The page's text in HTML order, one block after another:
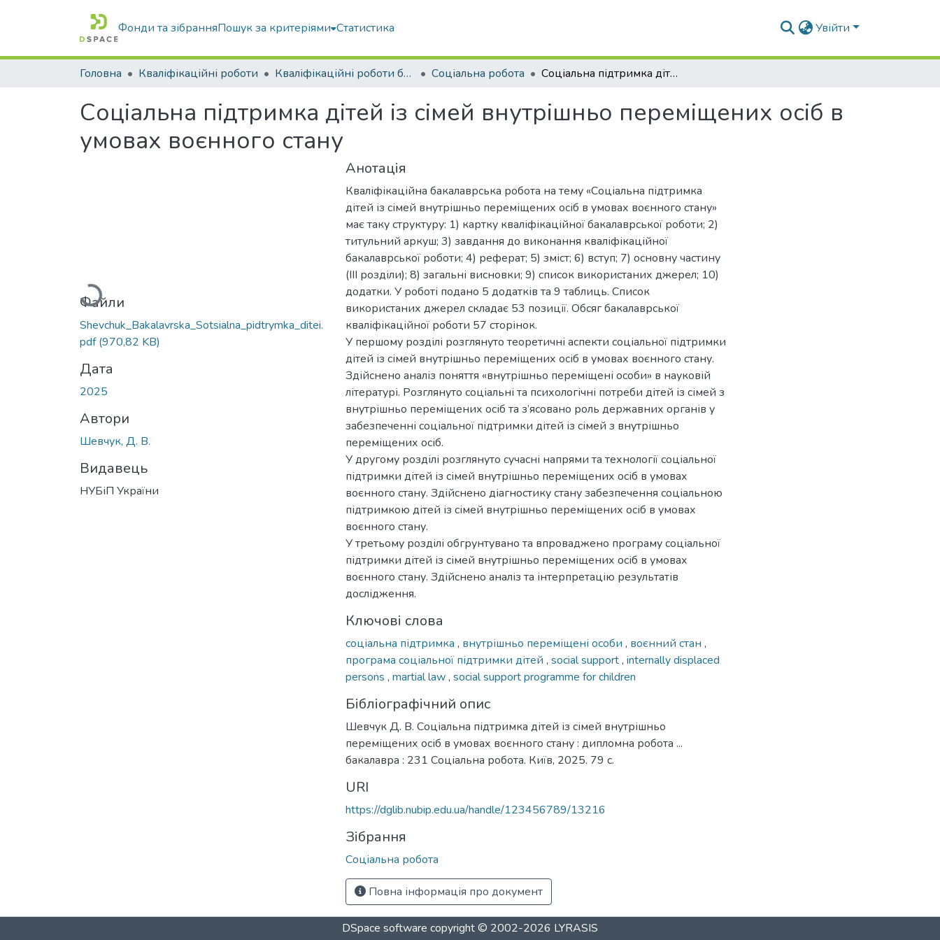
Фонди та зібранняПошук за критеріями Статистика Увійти
Головна Кваліфікаційні роботи Кваліфікаційні роботи бакалаврів Соціальна робота Соціальна підтримка дітей із сімей внутрішньо переміщених осіб в умовах воєнного стану
Соціальна підтримка дітей із сімей внутрішньо переміщених осіб в
умовах воєнного стану
Вантажиться...
Файли
Shevchuk_Bakalavrska_Sotsialna_pidtrymka_ditei.
pdf(970,82 KB)
Дата
2025
Автори
Шевчук, Д. В.
Видавець
НУБіП України
Анотація
Кваліфікаційна бакалаврська робота на тему «Соціальна підтримка
дітей із сімей внутрішньо переміщених осіб в умовах воєнного стану»
має таку структуру: 1) картку кваліфікаційної бакалаврської роботи; 2)
титульний аркуш; 3) завдання до виконання кваліфікаційної
бакалаврської роботи; 4) реферат; 5) зміст; 6) вступ; 7) основну частину
(ІІІ розділи); 8) загальні висновки; 9) список використаних джерел; 10)
додатки. У роботі подано 5 додатків та 9 таблиць. Список
використаних джерел складає 53 позиції. Обсяг бакалаврської
кваліфікаційної роботи 57 сторінок.
У першому розділі розглянуто теоретичні аспекти соціальної підтримки
дітей із сімей внутрішньо переміщених осіб в умовах воєнного стану.
Здійснено аналіз поняття «внутрішньо переміщені особи» в науковій
літературі. Розглянуто соціальні та психологічні потреби дітей із сімей з
внутрішньо переміщених осіб та з’ясовано роль державних органів у
забезпеченні соціальної підтримки дітей із сімей з внутрішньо
переміщених осіб.
У другому розділі розглянуто сучасні напрями та технології соціальної
підтримки дітей із сімей внутрішньо переміщених осіб в умовах
воєнного стану. Здійснено діагностику стану забезпечення соціальною
підтримкою дітей із сімей внутрішньо переміщених осіб в умовах
воєнного стану.
У третьому розділі обгрунтувано та впроваджено програму соціальної
підтримки дітей із сімей внутрішньо переміщених осіб в умовах
воєнного стану. Здійснено аналіз та інтерпретацію результатів
дослідження.
Ключові слова
соціальна підтримка , внутрішньо переміщені особи , воєнний стан ,
програма соціальної підтримки дітей , social support, internally displaced
persons , martial law, social support programme for children
Бібліографічний опис
Шевчук Д. В. Соціальна підтримка дітей із сімей внутрішньо
переміщених осіб в умовах воєнного стану : дипломна робота ...
бакалавра : 231 Соціальна робота. Київ, 2025. 79 с.
URI
https://dglib.nubip.edu.ua/handle/123456789/13216
Зібрання
Соціальна робота
Повна інформація про документ
DSpace software copyright © 2002-2026 LYRASIS